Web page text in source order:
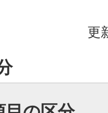
更